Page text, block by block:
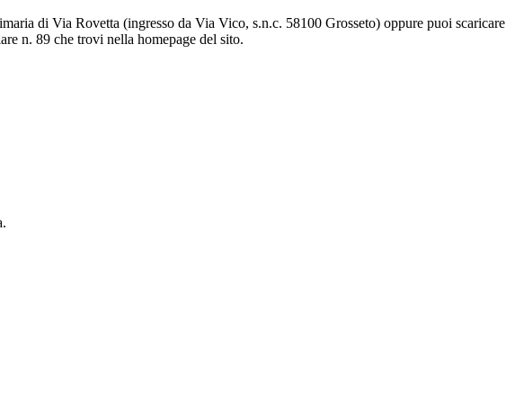
di Via Rovetta (ingresso da Via Vico, s.n.c. 58100 Grosseto) oppure puoi scaricare
n. 89 che trovi nella homepage del sito.